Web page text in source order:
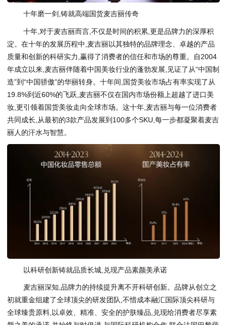
十年磨一剑,铸就高端国货麦吉丽传奇
十年,对于麦吉丽而言,不仅是时间的积累,更是品牌力的深厚积
淀。在十年的发展历程中,麦吉丽以其独特的品牌理念、卓越的产品
质量和创新的科研实力,赢得了消费者的信任和市场的尊重。自2004
年成立以来,麦吉丽伴随着中国美妆行业的蓬勃发展,见证了从“中国制
造”到“中国骄傲”的华丽转身。十年间,国货美妆市场占有率实现了从
19.8%到近60%的飞跃,麦吉丽不仅在国内市场份额上超越了进口美
妆,更引领着国货美妆走向全球市场。这十年,麦吉丽与每一位消费者
共同成长,从最初的3款产品发展到100多个SKU,每一步都凝聚着麦吉
丽人的汗水与智慧。
以科研创新铸就品质长城,兑现产品素颜美承诺
麦吉丽深知,品牌力的持续提升离不开科研创新。品牌从创立之
初就重金组建了全球顶尖的研发团队,不惜成本融汇国际顶尖科研与
全球臻贵原料,以卓效、精准、安全的护肤臻品,兑现给消费者尽享素